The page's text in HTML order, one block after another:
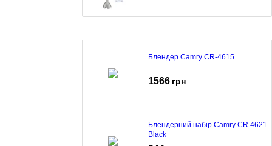
Блендер Camry CR-4615
1566 грн
Блендерний набір Camry CR 4621
Black